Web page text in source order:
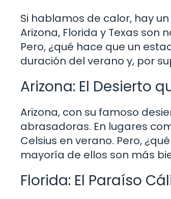
Si hablamos de calor, hay
Arizona, Florida y Texas
Pero, ¿qué hace que un
duración del verano y, por
Arizona: El Desierto
Arizona, con su famoso
abrasadoras. En lugares
Celsius en verano. Pero,
mayoría de ellos son más
Florida: El Paraíso